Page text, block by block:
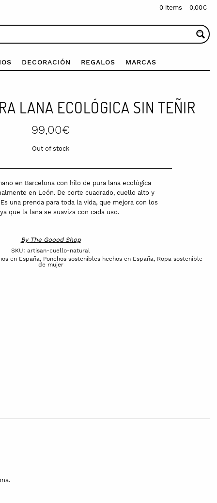
0 items - 0,00€
DECORACIÓN REGALOS MARCAS
LANA ECOLÓGICA SIN TEÑIR
99,00€
Out of stock
en Barcelona con hilo de pura lana ecológica
en León. De corte cuadrado, cuello alto y
una prenda para toda la vida, que mejora con los
que la lana se suaviza con cada uso.
By The Goood Shop
SKU: artisan-cuello-natural
en España, Ponchos sostenibles hechos en España, Ropa sostenible
de mujer